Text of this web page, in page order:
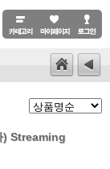
) Streaming